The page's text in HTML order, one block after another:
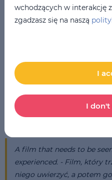
Jaki będzie skutek przemiany
Krytyczka Charlotte Harrison
następująco:
A film that needs to be
experienced. - Film, który
niego uwierzyć, a potem
wchodzących w interakcję
zgadzasz się na naszą
I
I don't